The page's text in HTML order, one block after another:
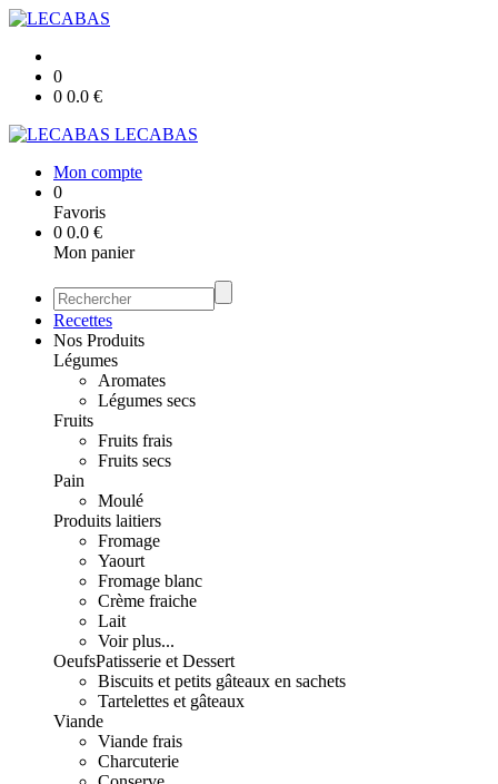
0
0 0.0 €
LECABAS
Mon compte
0
Favoris
0 0.0 €
Mon panier
Recettes
Nos Produits
Légumes
Aromates
Légumes secs
Fruits
Fruits frais
Fruits secs
Pain
Moulé
Produits laitiers
Fromage
Yaourt
Fromage blanc
Crème fraiche
Lait
Voir plus...
OeufsPatisserie et Dessert
Biscuits et petits gâteaux en sachets
Tartelettes et gâteaux
Viande
Viande frais
Charcuterie